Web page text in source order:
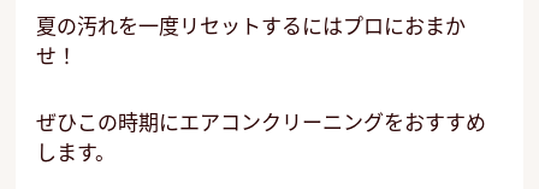
夏の汚れを一度リセットするにはプロにおまか
せ！
ぜひこの時期にエアコンクリーニングをおすすめ
します。